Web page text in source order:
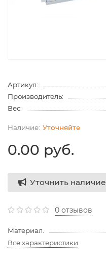
Артикул:
Производитель:
Вес:
Уточняйте
0.00 руб.
Уточнить наличие
0 отзывов
Материал.
Все характеристики